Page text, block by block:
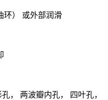
环） 或外部润滑
， 两波瓣内孔， 四叶孔，